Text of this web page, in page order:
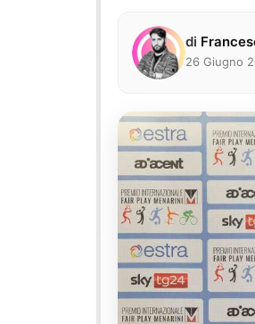
di
26 Giugno